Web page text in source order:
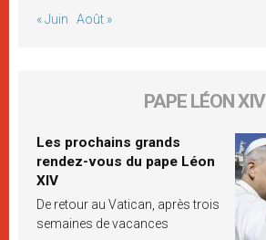
« Juin Août »
PAPE LÉON XIV
Les prochains grands
rendez-vous du pape Léon
XIV
De retour au Vatican, après trois
semaines de vacances